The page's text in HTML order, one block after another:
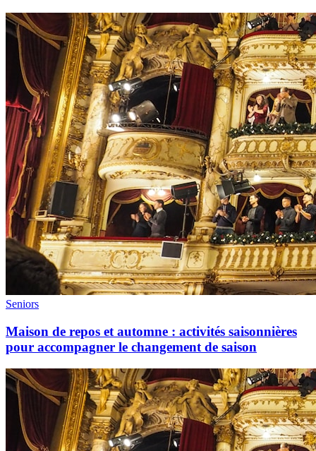
Seniors
Maison de repos et automne : activités saisonnières
pour accompagner le changement de saison